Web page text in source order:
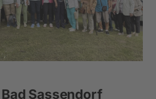
Sassendorf